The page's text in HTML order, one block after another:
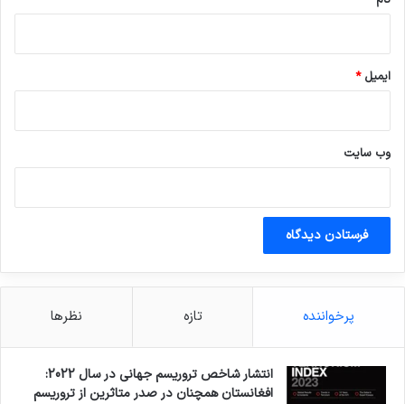
ایمیل*
وب‌ سایت
پرخواننده تازه نظرها
انتشار شاخص تروریسم جهانی در سال 2022:
افغانستان همچنان در صدر متاثرین از تروریسم